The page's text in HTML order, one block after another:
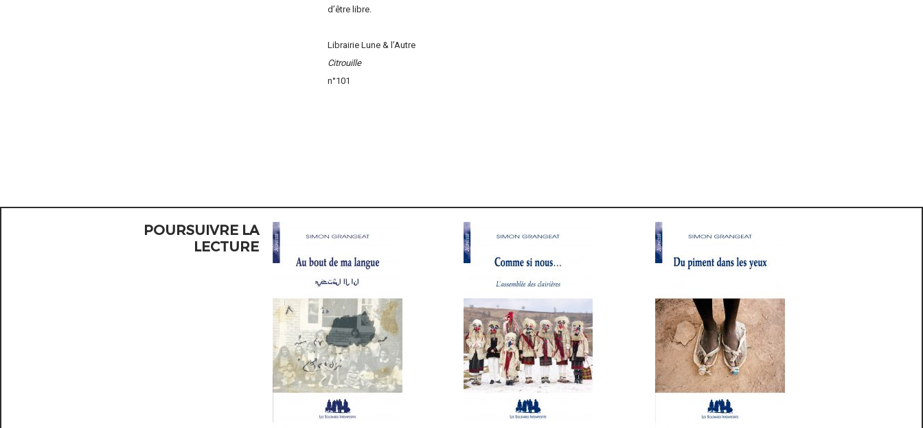
d’être libre.
Librairie Lune & l’Autre
Citrouille
n°101
POURSUIVRE LA
LECTURE